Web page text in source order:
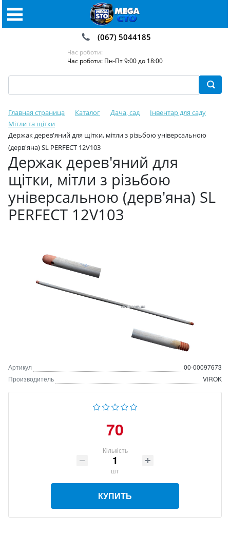
(067) 5044185
Час роботи:
Час роботи: Пн-Пт 9:00 до 18:00
Главная страница Каталог Дача, сад
Інвентар для саду
Мітли та щітки
Держак дерев'яний для щітки, мітли з різьбою універсальною
(дерв'яна) SL PERFECT 12V103
Держак дерев'яний для
щітки, мітли з різьбою
універсальною (дерв'яна) SL
PERFECT 12V103
Артикул
00-00097673
Производитель
VIROK
70
Кількість
шт
КУПИТЬ